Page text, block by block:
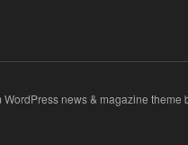
WordPress news & magazine theme